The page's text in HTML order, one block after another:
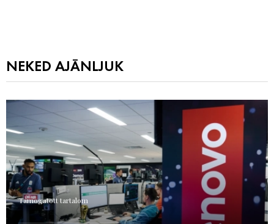
NEKED AJÁNLJUK
Támogatott tartalom